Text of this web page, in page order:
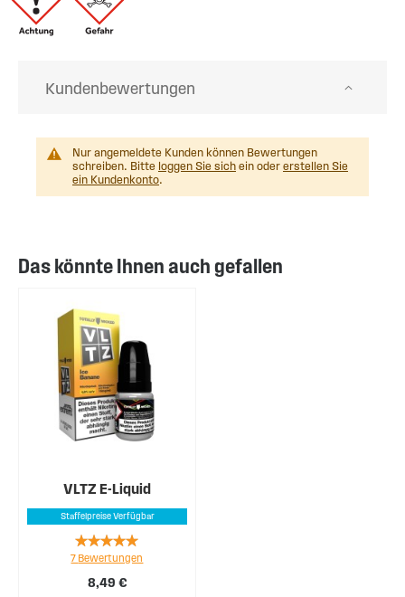
Kundenbewertungen
Nur angemeldete Kunden können Bewertungen
schreiben. Bitte loggen Sie sich ein oder erstellen Sie
ein Kundenkonto.
Das könnte Ihnen auch gefallen
VLTZ E-Liquid
Staffelpreise Verfügbar
8,49 €
Rating:
94%
7 Bewertungen